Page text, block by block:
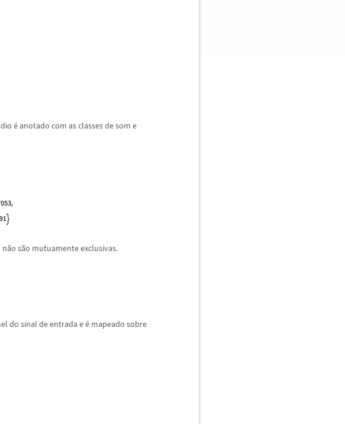
éanotado com as classes de som e
não são mutuamente exclusivas.
do sinal de entrada eé mapeado sobre